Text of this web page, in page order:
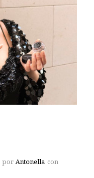
por Antonella con